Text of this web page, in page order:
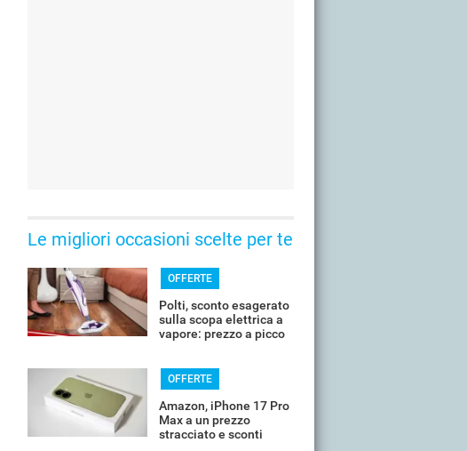
Le migliori occasioni scelte per te
OFFERTE
Polti, sconto esagerato
sulla scopa elettrica a
vapore: prezzo a picco
OFFERTE
Amazon, iPhone 17 Pro
Max a un prezzo
stracciato e sconti